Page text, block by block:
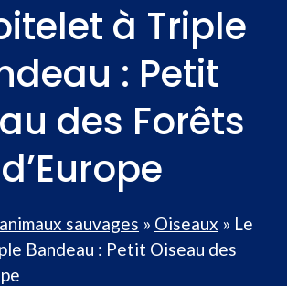
à Triple
: Petit
des Forêts
d’Europe
sauvages » Oiseaux » Le
Bandeau : Petit Oiseau des